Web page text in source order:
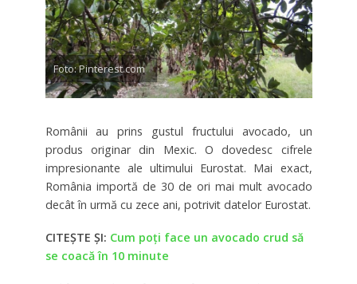
Foto: Pinterest.com
Românii au prins gustul fructului avocado, un
produs originar din Mexic. O dovedesc cifrele
impresionante ale ultimului Eurostat. Mai exact,
România importă de 30 de ori mai mult avocado
decât în urmă cu zece ani, potrivit datelor Eurostat.
CITEȘTE ȘI: Cum poți face un avocado crud să
se coacă în 10 minute